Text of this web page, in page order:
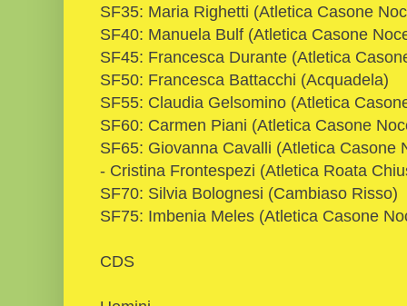
SF35: Maria Righetti (Atletica Casone
SF40: Manuela Bulf (Atletica Casone
SF45: Francesca Durante (Atletica
SF50: Francesca Battacchi (Acquadela)
SF55: Claudia Gelsomino (Atletica
SF60: Carmen Piani (Atletica Casone
SF65: Giovanna Cavalli (Atletica Casone
- Cristina Frontespezi (Atletica Roata
SF70: Silvia Bolognesi (Cambiaso Risso)
SF75: Imbenia Meles (Atletica Casone
CDS